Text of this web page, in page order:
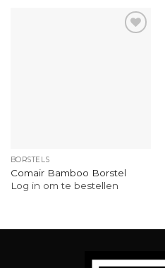
BORSTELS
Comair Bamboo Borstel
Log in om te bestellen